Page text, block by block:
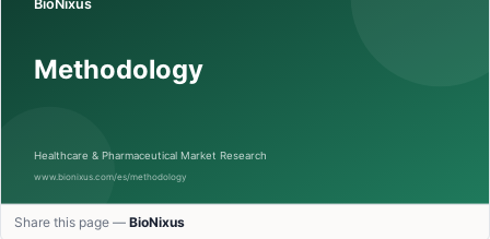
Share this page — BioNixus